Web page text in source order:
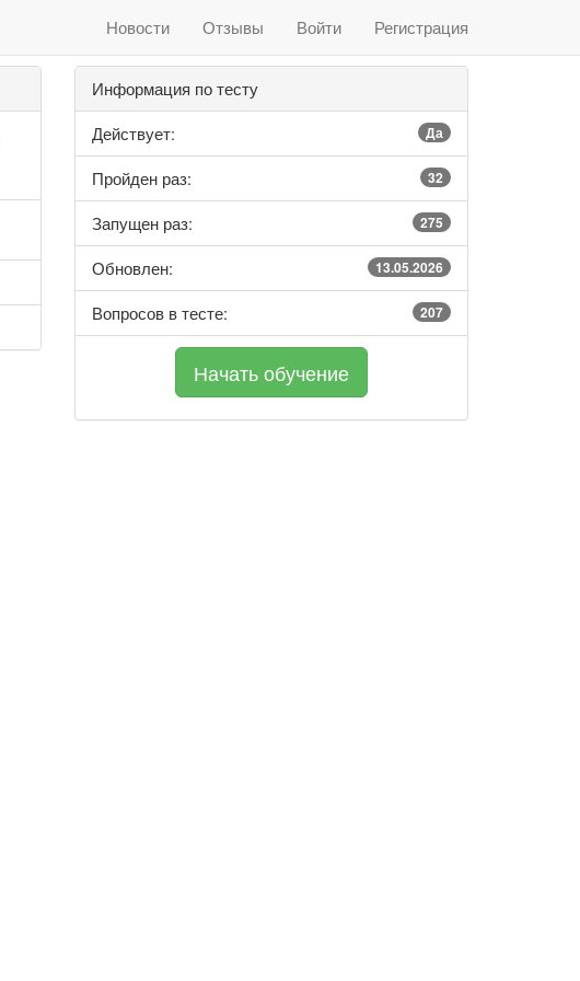
Новости Отзывы Войти Регистрация
Информация по тесту
Действует:
Да
Пройден раз: 32
Запущен раз: 275
Обновлен: 13.05.2026
Вопросов в тесте: 207